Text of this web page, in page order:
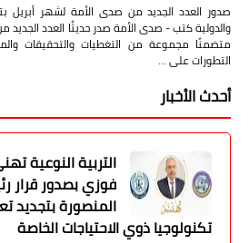
صدور العدد الجديد من صدى الأمة لشهر أبريل
والدولية كتب - صدى الأمة صدر حديثًا العدد الجديد
متضمنًا مجموعة من التغطيات والتحقيقات
التطورات على …
أحدث الأخبار
التربية النوعية
فوزي بصدور قرار
المنصورة بتجديد
تكنولوجيا ذوي الاحتياجات الخاصة